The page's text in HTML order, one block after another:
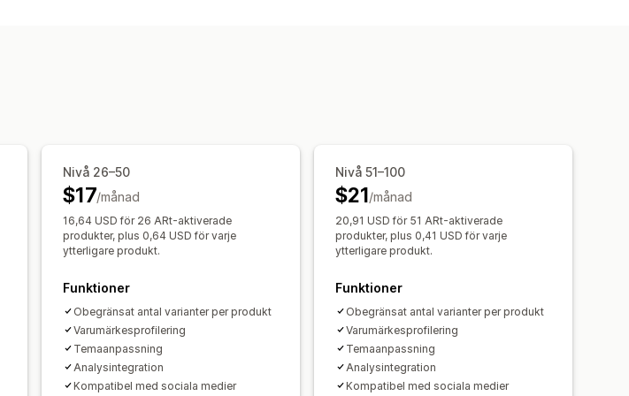
Nivå 26–50
$17/månad
16,64 USD för 26 ARt-aktiverade
produkter, plus 0,64 USD för varje
ytterligare produkt.
Funktioner
Obegränsat antal varianter per produkt
Varumärkesprofilering
Temaanpassning
Analysintegration
Kompatibel med sociala medier
Nivå 51–100
$21/månad
20,91 USD för 51 ARt-aktiverade
produkter, plus 0,41 USD för varje
ytterligare produkt.
Funktioner
Obegränsat antal varianter per produkt
Varumärkesprofilering
Temaanpassning
Analysintegration
Kompatibel med sociala medier